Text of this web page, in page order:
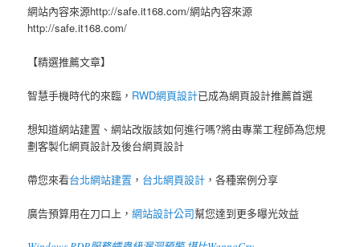
網站內容來源http://safe.it168.com/網站內容來源
http://safe.it168.com/
【精選推薦文章】
智慧手機時代的來臨， RWD網頁設計已成為網頁設計推薦首選
想知道網站建置、網站改版該如何進行嗎?將由專業工程師為您規
劃客製化網頁設計及後台網頁設計
帶您來看台北網站建置 ， 台北網頁設計 ，各種案例分享
廣告預算用在刀口上，網站設計公司幫您達到更多曝光效益